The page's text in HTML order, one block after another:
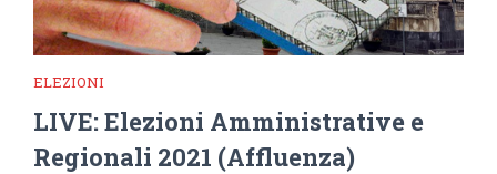
ELEZIONI
LIVE: Elezioni Amministrative e
Regionali 2021 (Affluenza)